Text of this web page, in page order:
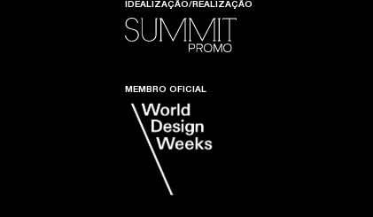
IDEALIZAÇÃO/REALIZAÇÃO
MEMBRO OFICIAL